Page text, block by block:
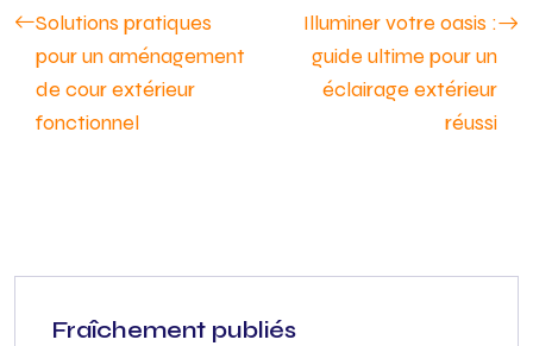
Solutions pratiques
pour un aménagement
de cour extérieur
fonctionnel
Illuminer votre oasis :
guide ultime pour un
éclairage extérieur
réussi
Fraîchement publiés